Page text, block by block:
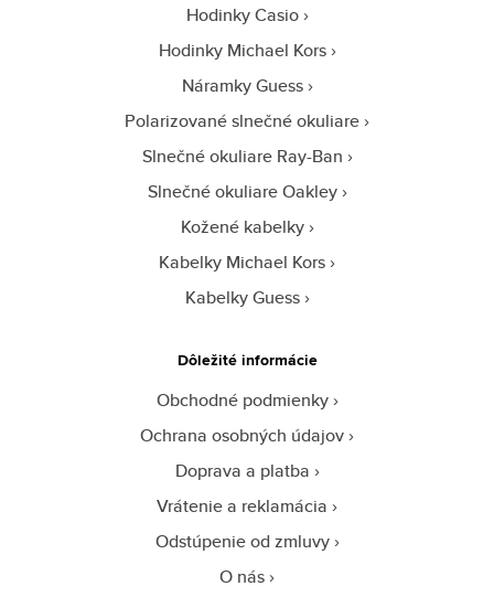
Hodinky Casio
Hodinky Michael Kors
Náramky Guess
Polarizované slnečné okuliare
Slnečné okuliare Ray-Ban
Slnečné okuliare Oakley
Kožené kabelky
Kabelky Michael Kors
Kabelky Guess
Dôležité informácie
Obchodné podmienky
Ochrana osobných údajov
Doprava a platba
Vrátenie a reklamácia
Odstúpenie od zmluvy
O nás